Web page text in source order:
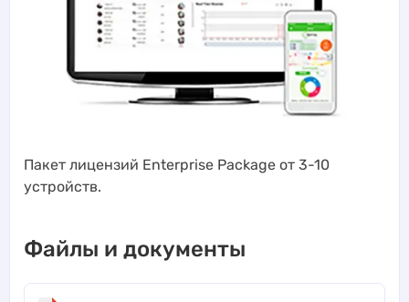
Пакет лицензий Enterprise Package от 3-10
устройств.
Файлы и документы